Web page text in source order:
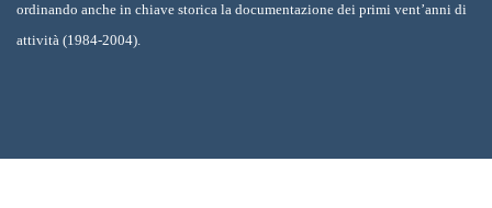
ordinando anche in chiave storica la documentazione dei primi vent’anni di
attività (1984-2004).